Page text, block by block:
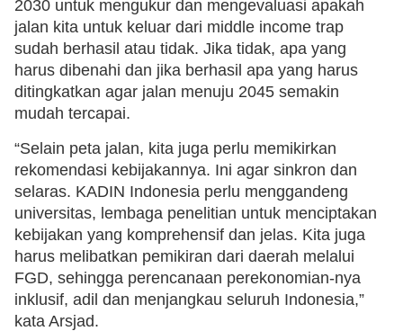
2030 untuk mengukur dan mengevaluasi apakah
jalan kita untuk keluar dari middle income trap
sudah berhasil atau tidak. Jika tidak, apa yang
harus dibenahi dan jika berhasil apa yang harus
ditingkatkan agar jalan menuju 2045 semakin
mudah tercapai.
“Selain peta jalan, kita juga perlu memikirkan
rekomendasi kebijakannya. Ini agar sinkron dan
selaras. KADIN Indonesia perlu menggandeng
universitas, lembaga penelitian untuk menciptakan
kebijakan yang komprehensif dan jelas. Kita juga
harus melibatkan pemikiran dari daerah melalui
FGD, sehingga perencanaan perekonomian-nya
inklusif, adil dan menjangkau seluruh Indonesia,”
kata Arsjad.